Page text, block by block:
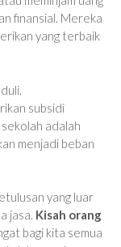
finansial. Mereka
yang terbaik
subsidi
adalah
menjadi beban
yang luar
jasa. Kisah orang
bagi kita semua